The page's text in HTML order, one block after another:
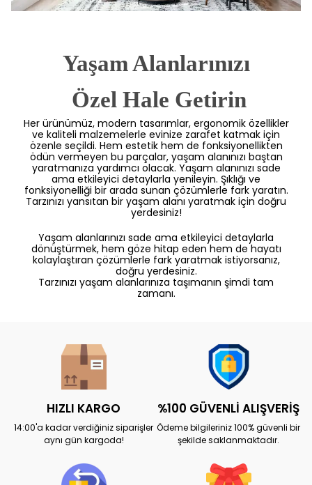
Yaşam Alanlarınızı
Özel Hale Getirin
Her ürünümüz, modern tasarımlar, ergonomik özellikler
ve kaliteli malzemelerle evinize zarafet katmak için
özenle seçildi. Hem estetik hem de fonksiyonellikten
ödün vermeyen bu parçalar, yaşam alanınızı baştan
yaratmanıza yardımcı olacak. Yaşam alanınızı sade
ama etkileyici detaylarla yenileyin. Şıklığı ve
fonksiyonelliği bir arada sunan çözümlerle fark yaratın.
Tarzınızı yansıtan bir yaşam alanı yaratmak için doğru
yerdesiniz!
Yaşam alanlarınızı sade ama etkileyici detaylarla
dönüştürmek, hem göze hitap eden hem de hayatı
kolaylaştıran çözümlerle fark yaratmak istiyorsanız,
doğru yerdesiniz.
Tarzınızı yaşam alanlarınıza taşımanın şimdi tam
zamanı.
HIZLI KARGO
14:00'a kadar verdiğiniz siparişler
aynı gün kargoda!
%100 GÜVENLİ ALIŞVERİŞ
Ödeme bilgileriniz 100% güvenli bir
şekilde saklanmaktadır.